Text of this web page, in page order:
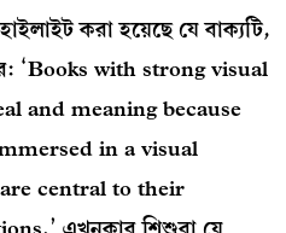
করা হয়েছে যে বাক্যটি,
‘Books with strong visual
and meaning because
in a visual
central to their